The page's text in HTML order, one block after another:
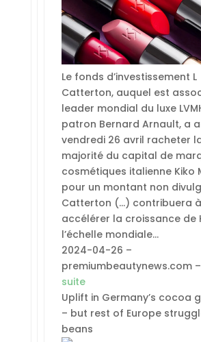
Le fonds d’investissement L
Catterton, auquel est
leader mondial du luxe
patron Bernard Arnault, a
vendredi 26 avril racheter
majorité du capital de
cosmétiques italienne Kiko
pour un montant non
Catterton (…) contribuera à
accélérer la croissance de
l’échelle mondiale…
2024-04-26 –
premiumbeautynews.com –
suite
Uplift in Germany’s cocoa
– but rest of Europe
beans